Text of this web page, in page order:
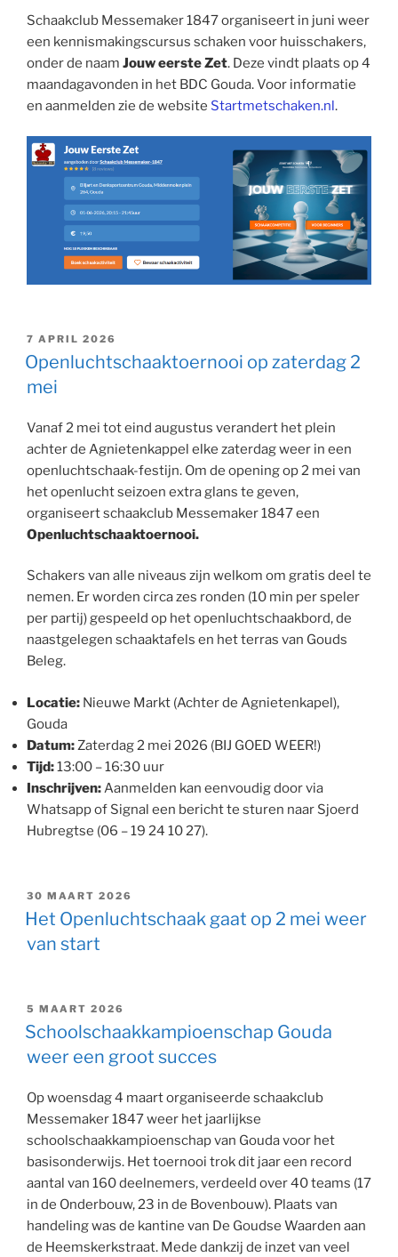
Schaakclub Messemaker 1847 organiseert in juni weer
een kennismakingscursus schaken voor huisschakers,
onder de naam Jouw eerste Zet. Deze vindt plaats op 4
maandagavonden in het BDC Gouda. Voor informatie
en aanmelden zie de website Startmetschaken.nl.
GEPLAATST
OP
7 APRIL 2026
Openluchtschaaktoernooi op zaterdag 2
mei
Vanaf 2 mei tot eind augustus verandert het plein
achter de Agnietenkappel elke zaterdag weer in een
openluchtschaak-festijn. Om de opening op 2 mei van
het openlucht seizoen extra glans te geven,
organiseert schaakclub Messemaker 1847 een
Openluchtschaaktoernooi.
Schakers van alle niveaus zijn welkom om gratis deel te
nemen. Er worden circa zes ronden (10 min per speler
per partij) gespeeld op het openluchtschaakbord, de
naastgelegen schaaktafels en het terras van Gouds
Beleg.
Locatie: Nieuwe Markt (Achter de Agnietenkapel),
Gouda
Datum:Zaterdag 2 mei 2026 (BIJ GOED WEER!)
Tijd:13:00 – 16:30 uur
Inschrijven:Aanmelden kan eenvoudig door via
Whatsapp of Signal een bericht te sturen naar Sjoerd
Hubregtse (06 – 19 24 10 27).
GEPLAATST
OP
30 MAART 2026
Het Openluchtschaak gaat op 2 mei weer
van start
GEPLAATST
OP
5 MAART 2026
Schoolschaakkampioenschap Gouda
weer een groot succes
Op woensdag 4 maart organiseerde schaakclub
Messemaker 1847 weer het jaarlijkse
schoolschaakkampioenschap van Gouda voor het
basisonderwijs. Het toernooi trok dit jaar een record
aantal van 160 deelnemers, verdeeld over 40 teams (17
in de Onderbouw, 23 in de Bovenbouw). Plaats van
handeling was de kantine van De Goudse Waarden aan
de Heemskerkstraat. Mede dankzij de inzet van veel